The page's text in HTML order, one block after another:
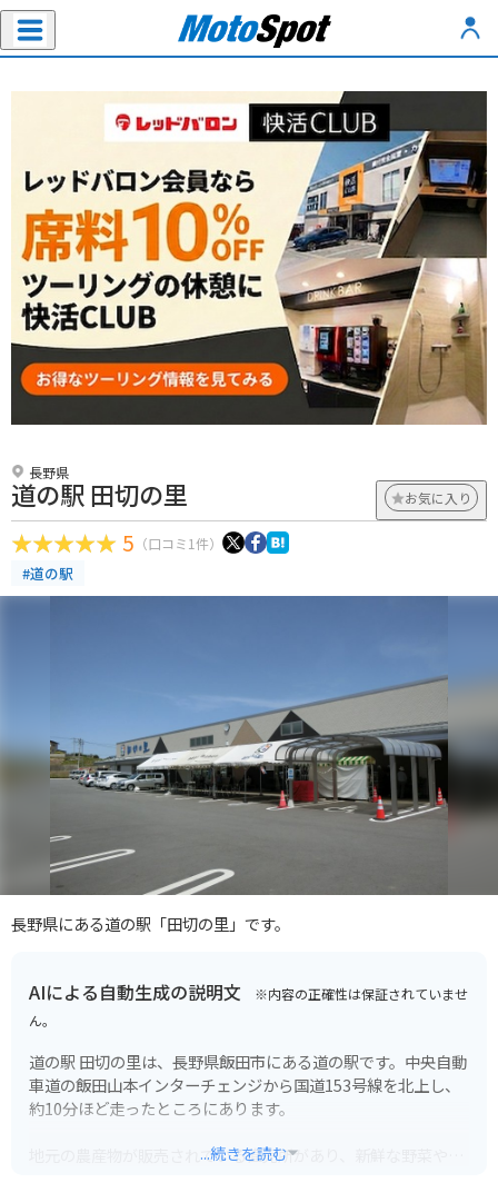
長野県
道の駅 田切の里 お気に入り
5 （口コミ1件）
#道の駅
長野県にある道の駅「田切の里」です。
AIによる自動生成の説明文 ※内容の正確性は保証されていませ
ん。
道の駅 田切の里は、長野県飯田市にある道の駅です。中央自動
車道の飯田山本インターチェンジから国道153号線を北上し、
約10分ほど走ったところにあります。
地元の農産物が販売されている直売所があり、新鮮な野菜や果
...続きを読む